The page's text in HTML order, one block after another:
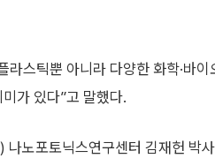
라스틱뿐 아니라 다양한 화학·바
가 있다”고 말했다.
노포토닉스연구센터 김재헌 박